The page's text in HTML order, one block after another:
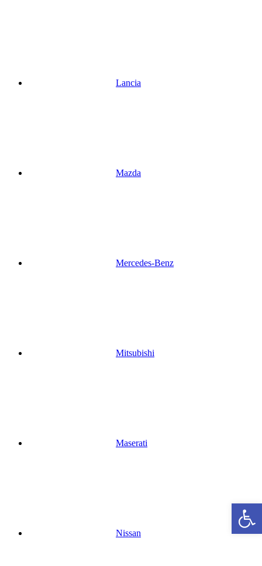
Lancia
Mazda
Mercedes-Benz
Mitsubishi
Maserati
Nissan
Abrir